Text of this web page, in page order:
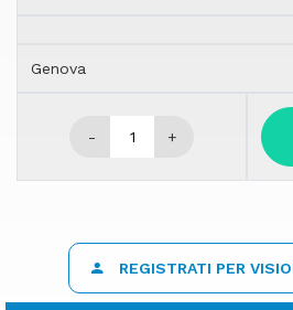
Genova
- +
REGISTRATI PER